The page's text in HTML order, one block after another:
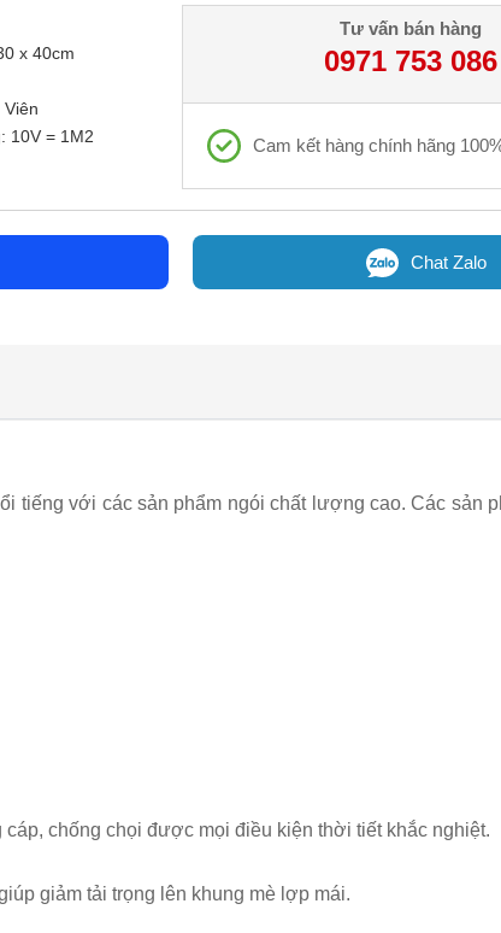
x 40cm
10V = 1M2
Tư vấn bán hàng
0971 753 086
Cam kết hàng chính hãng
Chat Zalo
tiếng với các sản phẩm ngói chất lượng cao. Các sản
chống chọi được mọi điều kiện thời tiết khắc nghiệt.
giảm tải trọng lên khung mè lợp mái.